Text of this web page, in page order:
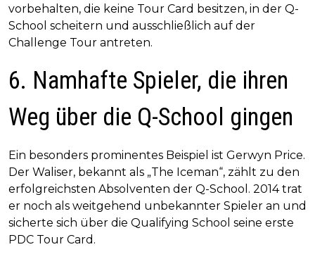
vorbehalten, die keine Tour Card besitzen, in der Q-
School scheitern und ausschließlich auf der
Challenge Tour antreten.
6. Namhafte Spieler, die ihren
Weg über die Q-School gingen
Ein besonders prominentes Beispiel ist Gerwyn Price.
Der Waliser, bekannt als „The Iceman“, zählt zu den
erfolgreichsten Absolventen der Q-School. 2014 trat
er noch als weitgehend unbekannter Spieler an und
sicherte sich über die Qualifying School seine erste
PDC Tour Card.